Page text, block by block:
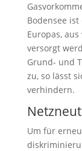
Bodensee
Europas,
versorgt
Grund- und
zu, so lässt
verhindern.
Um für